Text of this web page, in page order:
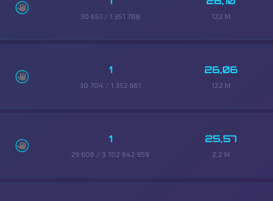
30 651 / 1 351 788 122 M
1
30 704 / 1 352 661
26,06
122 M
1
29 606 / 3 702 642 959
25,57
2,2 M